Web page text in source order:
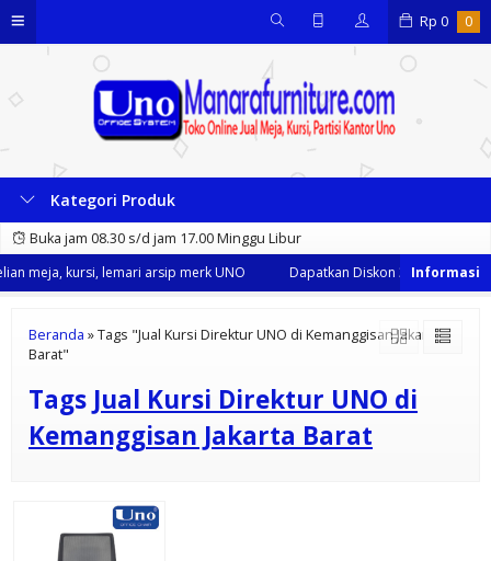
Rp 0 0
Kategori Produk
Buka jam 08.30 s/d jam 17.00 Minggu Libur
meja, kursi, lemari arsip merk UNO
Dapatkan Diskon 35% dari
Beranda »Tags "Jual Kursi Direktur UNO di Kemanggisan Jakarta
Barat"
Tags Jual Kursi Direktur UNO di
Kemanggisan Jakarta Barat